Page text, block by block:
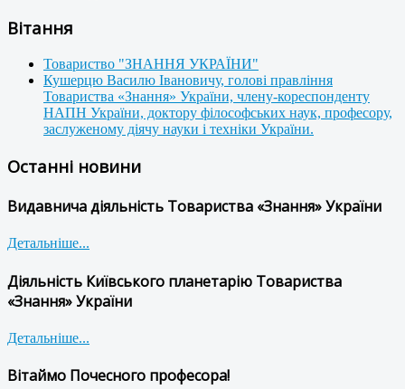
Вітання
Товариство "ЗНАННЯ УКРАЇНИ"
Кушерцю Василю Івановичу, голові правління
Товариства «Знання» України, члену-кореспонденту
НАПН України, доктору філософських наук, професору,
заслуженому діячу науки і техніки України.
Останні новини
Видавнича діяльність Товариства «Знання» України
Детальніше...
Діяльність Київського планетарію Товариства
«Знання» України
Детальніше...
Вітаймо Почесного професора!